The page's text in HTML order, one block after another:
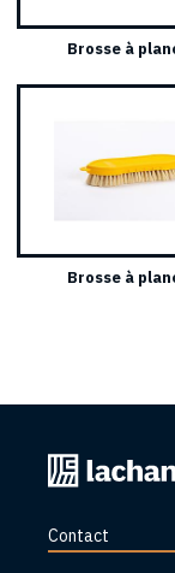
Brosse à
Brosse à
Retourner
à
Contact